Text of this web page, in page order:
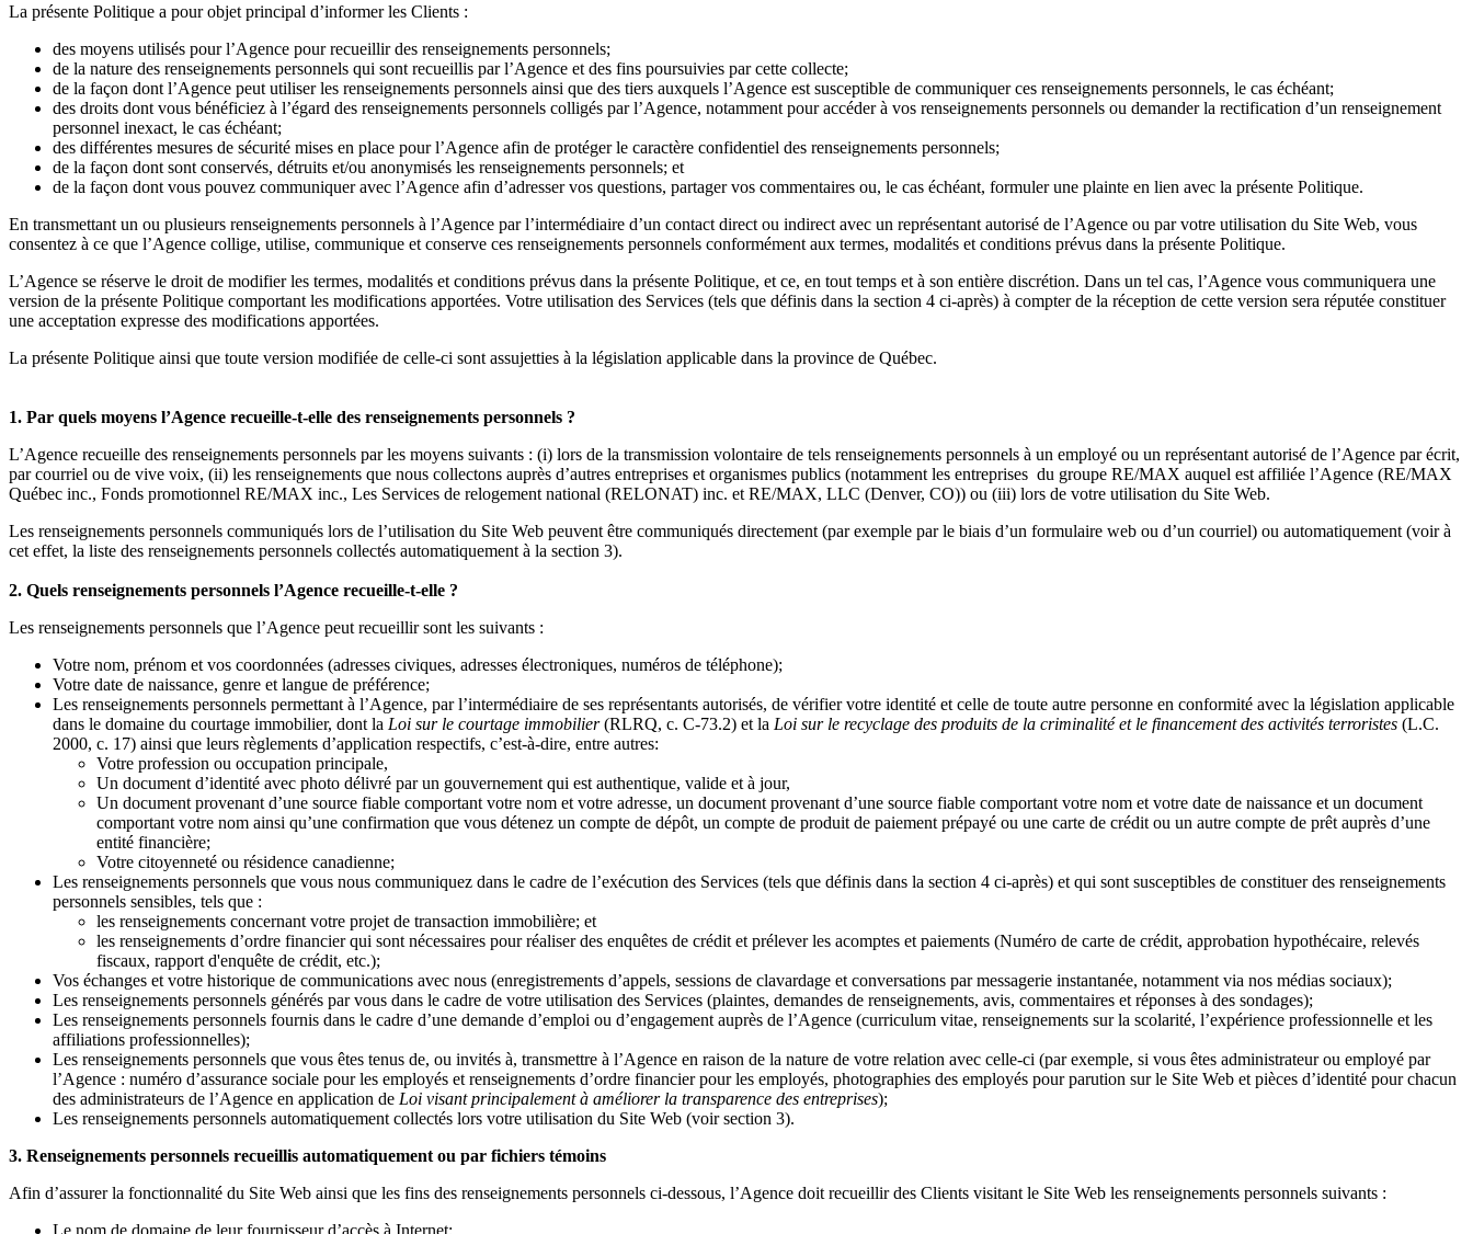
La présente Politique a pour objet principal d’informer les Clients :
des moyens utilisés pour l’Agence pour recueillir des renseignements personnels;
de la nature des renseignements personnels qui sont recueillis par l’Agence et des fins poursuivies par cette collecte;
de la façon dont l’Agence peut utiliser les renseignements personnels ainsi que des tiers auxquels l’Agence est susceptible de communiquer ces renseignements personnels, le cas échéant;
des droits dont vous bénéficiez à l’égard des renseignements personnels colligés par l’Agence, notamment pour accéder à vos renseignements personnels ou demander la rectification d’un renseignement
personnel inexact, le cas échéant;
des différentes mesures de sécurité mises en place pour l’Agence afin de protéger le caractère confidentiel des renseignements personnels;
de la façon dont sont conservés, détruits et/ou anonymisés les renseignements personnels; et
de la façon dont vous pouvez communiquer avec l’Agence afin d’adresser vos questions, partager vos commentaires ou, le cas échéant, formuler une plainte en lien avec la présente Politique.
En transmettant un ou plusieurs renseignements personnels à l’Agence par l’intermédiaire d’un contact direct ou indirect avec un représentant autorisé de l’Agence ou par votre utilisation du Site Web, vous
consentez à ce que l’Agence collige, utilise, communique et conserve ces renseignements personnels conformément aux termes, modalités et conditions prévus dans la présente Politique.
L’Agence se réserve le droit de modifier les termes, modalités et conditions prévus dans la présente Politique, et ce, en tout temps et à son entière discrétion. Dans un tel cas, l’Agence vous communiquera une
version de la présente Politique comportant les modifications apportées. Votre utilisation des Services (tels que définis dans la section 4 ci-après) à compter de la réception de cette version sera réputée constituer
une acceptation expresse des modifications apportées.
La présente Politique ainsi que toute version modifiée de celle-ci sont assujetties à la législation applicable dans la province de Québec.
1. Par quels moyens l’Agence recueille-t-elle des renseignements personnels ?
L’Agence recueille des renseignements personnels par les moyens suivants : (i) lors de la transmission volontaire de tels renseignements personnels à un employé ou un représentant autorisé de l’Agence par écrit,
par courriel ou de vive voix, (ii) les renseignements que nous collectons auprès d’autres entreprises et organismes publics (notamment les entreprises du groupe RE/MAX auquel est affiliée l’Agence (RE/MAX
Québec inc., Fonds promotionnel RE/MAX inc., Les Services de relogement national (RELONAT) inc. et RE/MAX, LLC (Denver, CO)) ou (iii) lors de votre utilisation du Site Web.
Les renseignements personnels communiqués lors de l’utilisation du Site Web peuvent être communiqués directement (par exemple par le biais d’un formulaire web ou d’un courriel) ou automatiquement (voir à
cet effet, la liste des renseignements personnels collectés automatiquement à la section 3).
2. Quels renseignements personnels l’Agence recueille-t-elle ?
Les renseignements personnels que l’Agence peut recueillir sont les suivants :
Votre nom, prénom et vos coordonnées (adresses civiques, adresses électroniques, numéros de téléphone);
Votre date de naissance, genre et langue de préférence;
Les renseignements personnels permettant à l’Agence, par l’intermédiaire de ses représentants autorisés, de vérifier votre identité et celle de toute autre personne en conformité avec la législation applicable
dans le domaine du courtage immobilier, dont la Loi sur le courtage immobilier(RLRQ, c. C-73.2) et la Loi sur le recyclage des produits de la criminalité et le financement des activités terroristes (L.C.
2000, c. 17) ainsi que leurs règlements d’application respectifs, c’est-à-dire, entre autres:
Votre profession ou occupation principale,
Un document d’identité avec photo délivré par un gouvernement qui est authentique, valide et à jour,
Un document provenant d’une source fiable comportant votre nom et votre adresse, un document provenant d’une source fiable comportant votre nom et votre date de naissance et un document
comportant votre nom ainsi qu’une confirmation que vous détenez un compte de dépôt, un compte de produit de paiement prépayé ou une carte de crédit ou un autre compte de prêt auprès d’une
entité financière;
Votre citoyenneté ou résidence canadienne;
Les renseignements personnels que vous nous communiquez dans le cadre de l’exécution des Services (tels que définis dans la section 4 ci-après) et qui sont susceptibles de constituer des renseignements
personnels sensibles, tels que :
les renseignements concernant votre projet de transaction immobilière; et
les renseignements d’ordre financier qui sont nécessaires pour réaliser des enquêtes de crédit et prélever les acomptes et paiements (Numéro de carte de crédit, approbation hypothécaire, relevés
fiscaux, rapport d'enquête de crédit, etc.);
Vos échanges et votre historique de communications avec nous (enregistrements d’appels, sessions de clavardage et conversations par messagerie instantanée, notamment via nos médias sociaux);
Les renseignements personnels générés par vous dans le cadre de votre utilisation des Services (plaintes, demandes de renseignements, avis, commentaires et réponses à des sondages);
Les renseignements personnels fournis dans le cadre d’une demande d’emploi ou d’engagement auprès de l’Agence (curriculum vitae, renseignements sur la scolarité, l’expérience professionnelle et les
affiliations professionnelles);
Les renseignements personnels que vous êtes tenus de, ou invités à, transmettre à l’Agence en raison de la nature de votre relation avec celle-ci (par exemple, si vous êtes administrateur ou employé par
l’Agence : numéro d’assurance sociale pour les employés et renseignements d’ordre financier pour les employés, photographies des employés pour parution sur le Site Web et pièces d’identité pour chacun
des administrateurs de l’Agence en application de Loi visant principalement à améliorer la transparence des entreprises);
Les renseignements personnels automatiquement collectés lors votre utilisation du Site Web (voir section 3).
3. Renseignements personnels recueillis automatiquement ou par fichiers témoins
Afin d’assurer la fonctionnalité du Site Web ainsi que les fins des renseignements personnels ci-dessous, l’Agence doit recueillir des Clients visitant le Site Web les renseignements personnels suivants :
Le nom de domaine de leur fournisseur d’accès à Internet;